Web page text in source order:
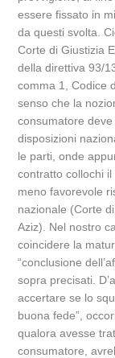
essere fissato in
da questi svolta.
Corte di Giustizia
della direttiva 93/
comma 1, Codice
senso che la
consumatore
disposizioni
le parti, onde
contratto collochi
meno favorevole
nazionale (Corte
Aziz). Nel nostro
coincidere la
“conclusione
sopra precisati.
accertare se lo
buona fede”,
qualora avesse
consumatore,